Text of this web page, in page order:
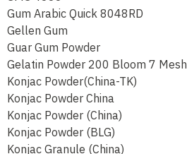
Gum Arabic Quick 8048RD
Gellen Gum
Guar Gum Powder
Gelatin Powder 200 Bloom 7 Mesh
Konjac Powder(China-TK)
Konjac Powder China
Konjac Powder (China)
Konjac Powder (BLG)
Konjac Granule (China)